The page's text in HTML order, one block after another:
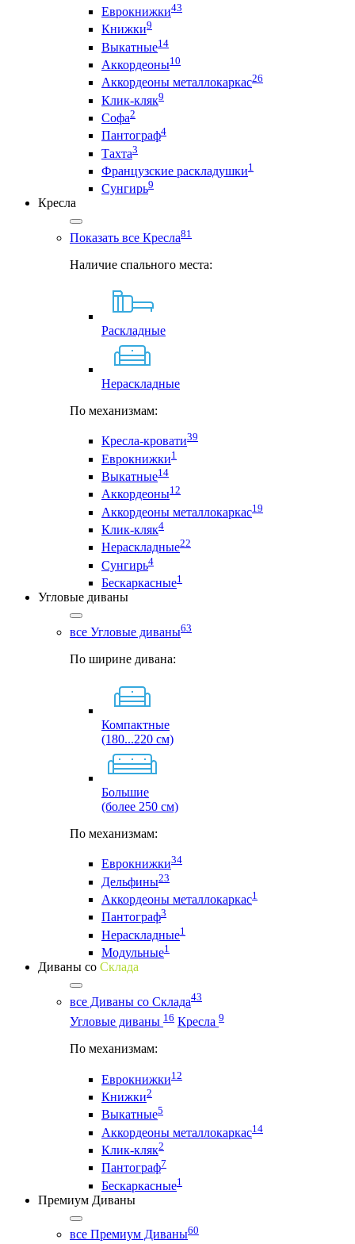
Еврокнижки43
Книжки9
Выкатные14
Аккордеоны10
Аккордеоны металлокаркас26
Клик-кляк9
Софа2
Пантограф4
Тахта3
Французские раскладушки1
Сунгирь9
Кресла
Показать все Кресла81
Наличие спального места:
Раскладные
Нераскладные
По механизмам:
Кресла-кровати39
Еврокнижки1
Выкатные14
Аккордеоны12
Аккордеоны металлокаркас19
Клик-кляк4
Нераскладные22
Сунгирь4
Бескаркасные1
Угловые диваны
все Угловые диваны63
По ширине дивана:
Компактные
(180...220 см)
Большие
(более 250 см)
По механизмам:
Еврокнижки34
Дельфины23
Аккордеоны металлокаркас1
Пантограф3
Нераскладные1
Модульные1
Диваны со Склада
все Диваны со Склада43
Угловые диваны 16 Кресла 9
По механизмам:
Еврокнижки12
Книжки2
Выкатные5
Аккордеоны металлокаркас14
Клик-кляк2
Пантограф7
Бескаркасные1
Премиум Диваны
все Премиум Диваны60